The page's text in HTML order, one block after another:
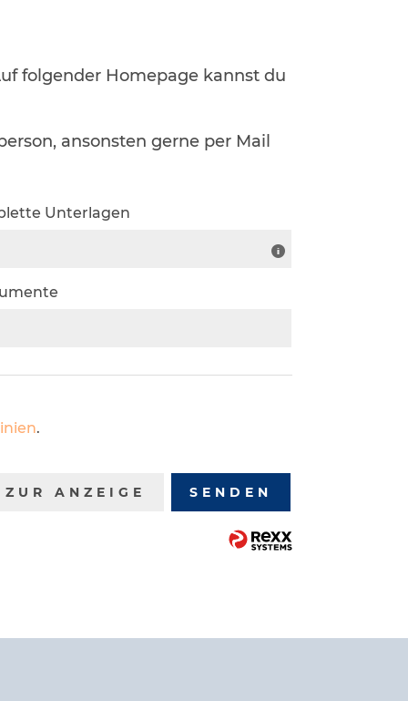
folgender Homepage kannst du
ansonsten gerne per Mail
Unterlagen
.
ZUR ANZEIGE SENDEN